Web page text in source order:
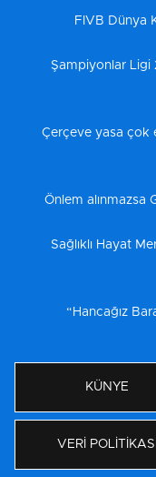
FIVB Dünya
Şampiyonlar Ligi
Çerçeve yasa çok
Önlem alınmazsa
Sağlıklı Hayat
“Hancağız
KÜNYE
VERİ POLİTİKASI